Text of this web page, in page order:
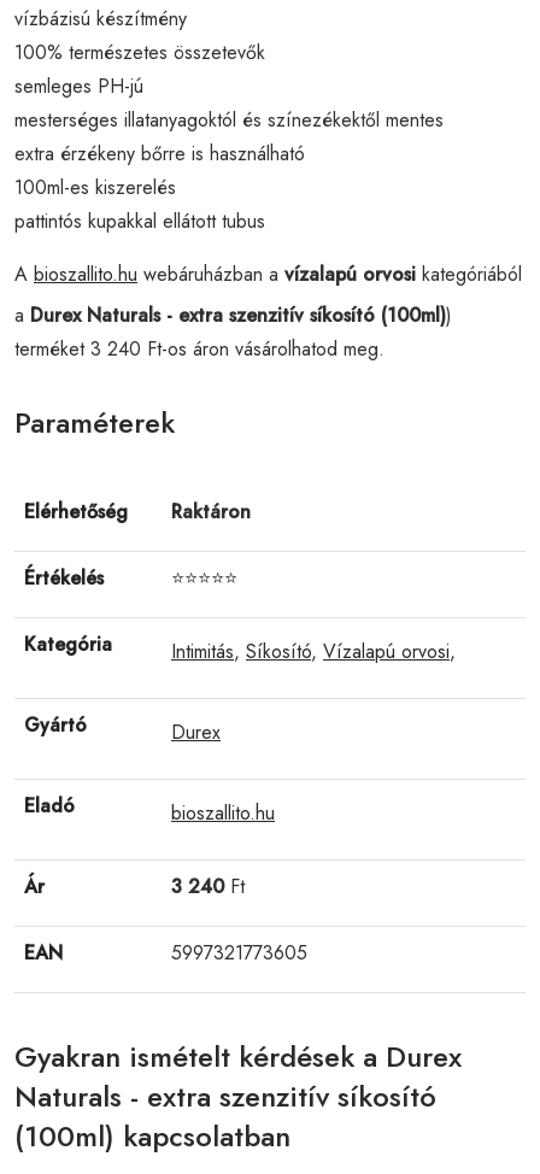
vízbázisú készítmény
100% természetes összetevők
semleges PH-jú
mesterséges illatanyagoktól és színezékektől mentes
extra érzékeny bőrre is használható
100ml-es kiszerelés
pattintós kupakkal ellátott tubus
A bioszallito.hu webáruházban a vízalapú orvosi kategóriából
a Durex Naturals - extra szenzitív síkosító (100ml))
terméket 3 240 Ft-os áron vásárolhatod meg.
Paraméterek
Elérhetőség Raktáron
Értékelés ⭐⭐⭐⭐⭐
Kategória Intimitás, Síkosító, Vízalapú orvosi,
Gyártó Durex
Eladó bioszallito.hu
Ár 3 240Ft
EAN 5997321773605
Gyakran ismételt kérdések a Durex
Naturals - extra szenzitív síkosító
(100ml) kapcsolatban